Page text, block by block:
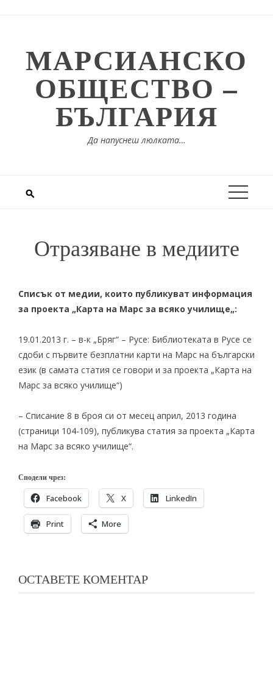
МАРСИАНСКО
ОБЩЕСТВО –
БЪЛГАРИЯ
Да напуснеш люлката…
Отразяване в медиите
Списък от медии, които публикуват информация
за проекта „Карта на Марс за всяко училище„:
19.01.2013 г. – в-к „Бряг“ – Русе: Библиотеката в Русе се
сдоби с първите безплатни карти на Марс на български
език (в самата статия се говори и за проекта „Карта на
Марс за всяко училище“)
– Списание 8 в броя си от месец април, 2013 година
(страници 104-109), публикува статия за проекта „Карта
на Марс за всяко училище“.
Сподели чрез:
Facebook X LinkedIn
Print More
ОСТАВЕТЕ КОМЕНТАР